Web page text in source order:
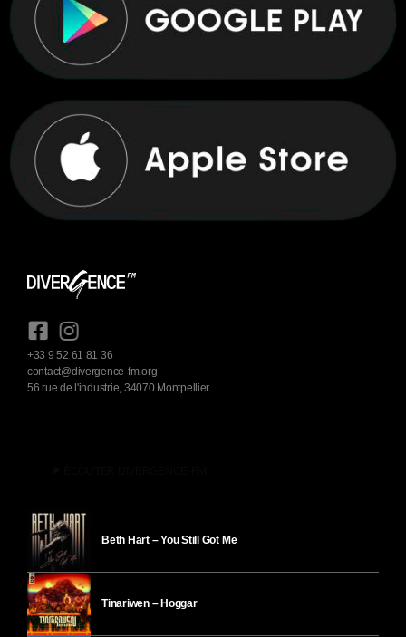
+33 9 52 61 81 36
contact@divergence-fm.org
56 rue de l'industrie, 34070 Montpellier
Beth Hart – You Still Got Me
Tinariwen – Hoggar